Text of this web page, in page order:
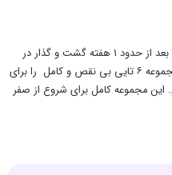
در ادامه آموزش های کاربردی نرم افزار کتیا، بعد از حدود ۱ هفته گشت و گذار در
اینترنت و از بین ده ها کتاب و جزوه، یک مجموعه ۶ تایی بی نقص و کامل را برای
این مجموعه کامل برای شروع از صفر